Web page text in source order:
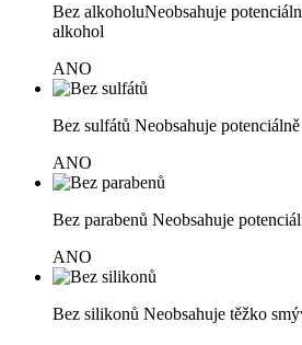
Bez alkoholuNeobsahuje
alkohol
ANO
Bez sulfátů Neobsahuje
ANO
Bez parabenů Neobsahuje
ANO
Bez silikonů Neobsahuje těžko